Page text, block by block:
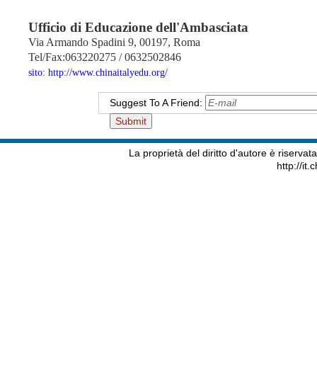
Ufficio di Educazione dell'Ambasciata
Via Armando Spadini 9, 00197, Roma
Tel/Fax:063220275 / 0632502846
sito: http://www.chinaitalyedu.org/
Suggest To A Friend:
La proprietà del diritto d'autore è
http://